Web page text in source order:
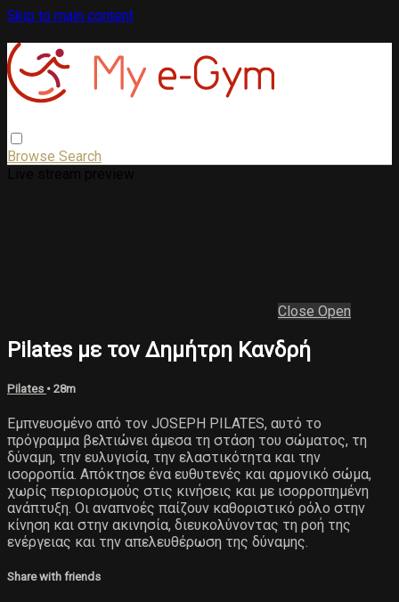
Skip to main content
Browse Search
Close Open
Pilates με τον Δημήτρη Κανδρή
Pilates • 28m
Εμπνευσμένο από τον JOSEPH PILATES, αυτό το
πρόγραμμα βελτιώνει άμεσα τη στάση του σώματος, τη
δύναμη, την ευλυγισία, την ελαστικότητα και την
ισορροπία. Απόκτησε ένα ευθυτενές και αρμονικό σώμα,
χωρίς περιορισμούς στις κινήσεις και με ισορροπημένη
ανάπτυξη. Οι αναπνοές παίζουν καθοριστικό ρόλο στην
κίνηση και στην ακινησία, διευκολύνοντας τη ροή της
ενέργειας και την απελευθέρωση της δύναμης.
Share with friends